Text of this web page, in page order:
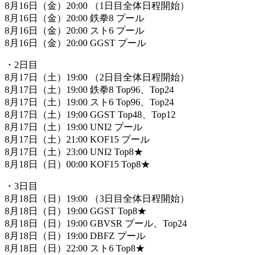
8月16日（金）20:00 （1日目全体日程開始）
8月16日（金）20:00 鉄拳8 プール
8月16日（金）20:00 スト6 プール
8月16日（金）20:00 GGST プール
・2日目
8月17日（土）19:00 （2日目全体日程開始）
8月17日（土）19:00 鉄拳8 Top96、Top24
8月17日（土）19:00 スト6 Top96、Top24
8月17日（土）19:00 GGST Top48、Top12
8月17日（土）19:00 UNI2 プール
8月17日（土）21:00 KOF15 プール
8月17日（土）23:00 UNI2 Top8★
8月18日（日）00:00 KOF15 Top8★
・3日目
8月18日（日）19:00 （3日目全体日程開始）
8月18日（日）19:00 GGST Top8★
8月18日（日）19:00 GBVSR プール、Top24
8月18日（日）19:00 DBFZ プール
8月18日（日）22:00 スト6 Top8★